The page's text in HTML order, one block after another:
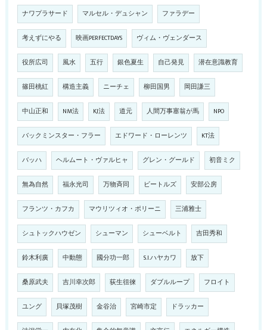
ナワプラサード マルセル・デュシャン ファラデー
考えずにやる 映画PERFECTDAYS ヴィム・ヴェンダース
役所広司 風水 五行 銀色夏生 自己発見 潜在意識教育
篠田桃紅 構造主義 ニーチェ 柳田国男 岡田謙三
中山正和 NM法 KJ法 道元 人間万事塞翁が馬 NPO
バックミンスター・フラー エドワード・ローレンツ KT法
バッハ ヘルムート・ヴァルヒャ グレン・グールド 初音ミク
無為自然 福永光司 万物斉同 ビートルズ 安部公房
フランツ・カフカ マウリツィオ・ポリーニ 三浦雅士
シュトックハウゼン シューマン シューベルト 吉田秀和
鈴木利廣 中動態 國分功一郎 S.I.ハヤカワ 放下
桑原武夫 吉川幸次郎 荻生徂徠 ダブルループ フロイト
ユング 貝塚茂樹 金谷治 宮崎市定 ドラッカー